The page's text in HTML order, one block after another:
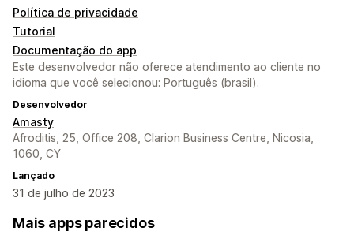
Política de privacidade
Tutorial
Documentação do app
Este desenvolvedor não oferece atendimento ao cliente no
idioma que você selecionou: Português (brasil).
Desenvolvedor
Amasty
Afroditis, 25, Office 208, Clarion Business Centre, Nicosia,
1060, CY
Lançado
31 de julho de 2023
Mais apps parecidos